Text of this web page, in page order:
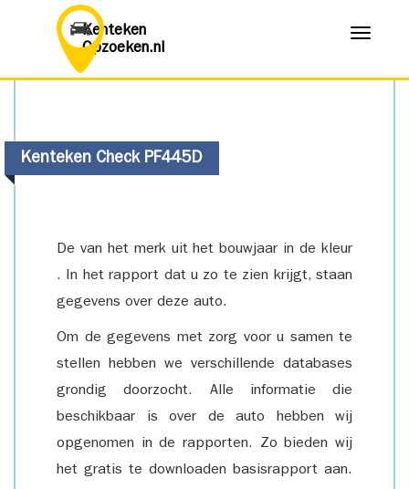
Kenteken
Opzoeken.nl
Menu
Kenteken Check PF445D
De van het merk uit het bouwjaar in de kleur
. In het rapport dat u zo te zien krijgt, staan
gegevens over deze auto.
Om de gegevens met zorg voor u samen te
stellen hebben we verschillende databases
grondig doorzocht. Alle informatie die
beschikbaar is over de auto hebben wij
opgenomen in de rapporten. Zo bieden wij
het gratis te downloaden basisrapport aan.